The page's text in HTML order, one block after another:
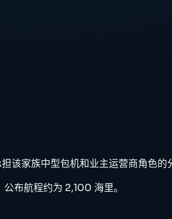
家族中型包机和业主运营商角色的
布航程约为 2,100 海里。